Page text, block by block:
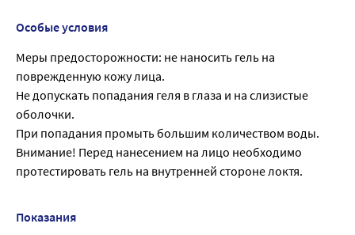
Особые условия
Меры предосторожности: не наносить гель на
поврежденную кожу лица.
Не допускать попадания геля в глаза и на слизистые
оболочки.
При попадания промыть большим количеством воды.
Внимание! Перед нанесением на лицо необходимо
протестировать гель на внутренней стороне локтя.
Показания